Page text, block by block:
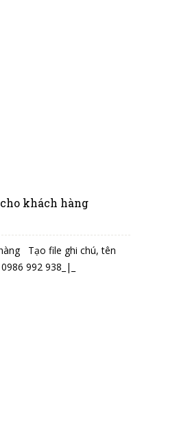
khách hàng
Tạo file ghi chú, tên
0986 992 938_|_